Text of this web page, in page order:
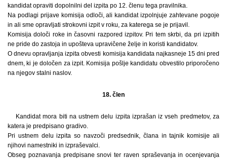
kandidat opraviti dopolnilni del izpita po 12. členu tega pravilnika.
Na podlagi prijave komisija odloči, ali kandidat izpolnjuje zahtevane pogoje
in ali sme opravljati strokovni izpit v roku, za katerega se je prijavil.
Komisija določi roke in časovni razpored izpitov. Pri tem skrbi, da pri izpitih
ne pride do zastoja in upošteva upravičene želje in koristi kandidatov.
O dnevu opravljanja izpita obvesti komisija kandidata najkasneje 15 dni pred
dnem, ki je določen za izpit. Komisija pošlje kandidatu obvestilo priporočeno
na njegov stalni naslov.
18. člen
Kandidat mora biti na ustnem delu izpita izprašan iz vseh predmetov, za
katera je predpisano gradivo.
Pri ustnem delu izpita so navzoči predsednik, člana in tajnik komisije ali
njihovi namestniki in izpraševalci.
Obseg poznavanja predpisane snovi ter raven spraševanja in ocenjevanja